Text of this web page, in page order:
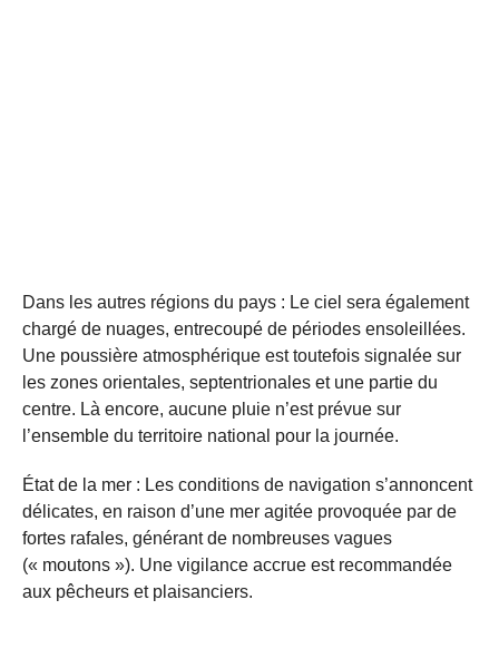
Dans les autres régions du pays : Le ciel sera également
chargé de nuages, entrecoupé de périodes ensoleillées.
Une poussière atmosphérique est toutefois signalée sur
les zones orientales, septentrionales et une partie du
centre. Là encore, aucune pluie n’est prévue sur
l’ensemble du territoire national pour la journée.
État de la mer : Les conditions de navigation s’annoncent
délicates, en raison d’une mer agitée provoquée par de
fortes rafales, générant de nombreuses vagues
(« moutons »). Une vigilance accrue est recommandée
aux pêcheurs et plaisanciers.